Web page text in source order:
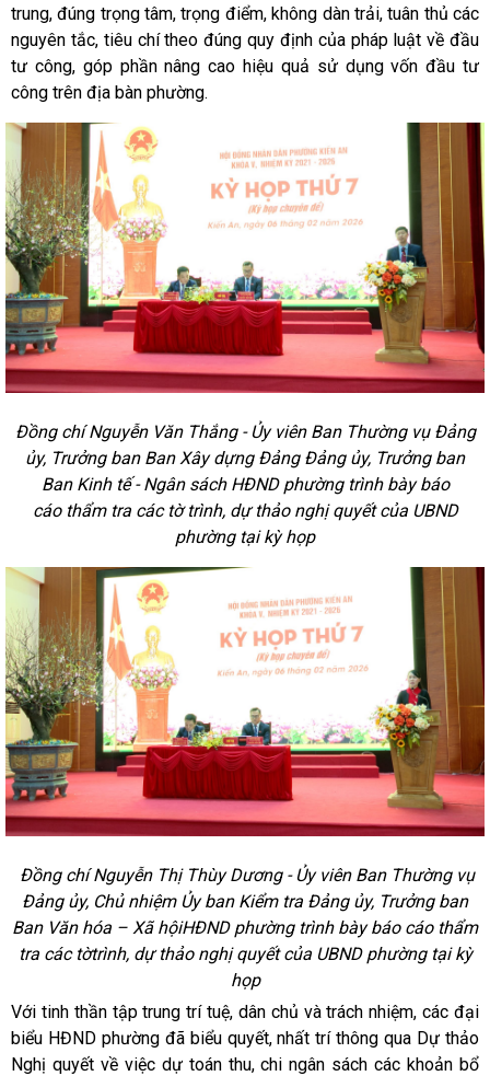
trung, đúng trọng tâm, trọng điểm, không dàn trải, tuân thủ các
nguyên tắc, tiêu chí theo đúng quy định của pháp luật về đầu
tư công, góp phần nâng cao hiệu quả sử dụng vốn đầu tư
công trên địa bàn phường.
Đồng chí Nguyễn Văn Thắng - Ủy viên Ban Thường vụ Đảng
ủy, Trưởng ban Ban Xây dựng Đảng Đảng ủy, Trưởng ban
Ban Kinh tế - Ngân sách HĐND phường trình bày báo
cáo thẩm tra các tờ trình, dự thảo nghị quyết của UBND
phường tại kỳ họp
Đồng chí Nguyễn Thị Thùy Dương - Ủy viên Ban Thường vụ
Đảng ủy, Chủ nhiệm Ủy ban Kiểm tra Đảng ủy, Trưởng ban
Ban Văn hóa – Xã hộiHĐND phường trình bày báo cáo thẩm
tra các tờtrình, dự thảo nghị quyết của UBND phường tại kỳ
họp
Với tinh thần tập trung trí tuệ, dân chủ và trách nhiệm, các đại
biểu HĐND phường đã biểu quyết, nhất trí thông qua Dự thảo
Nghị quyết về việc dự toán thu, chi ngân sách các khoản bổ